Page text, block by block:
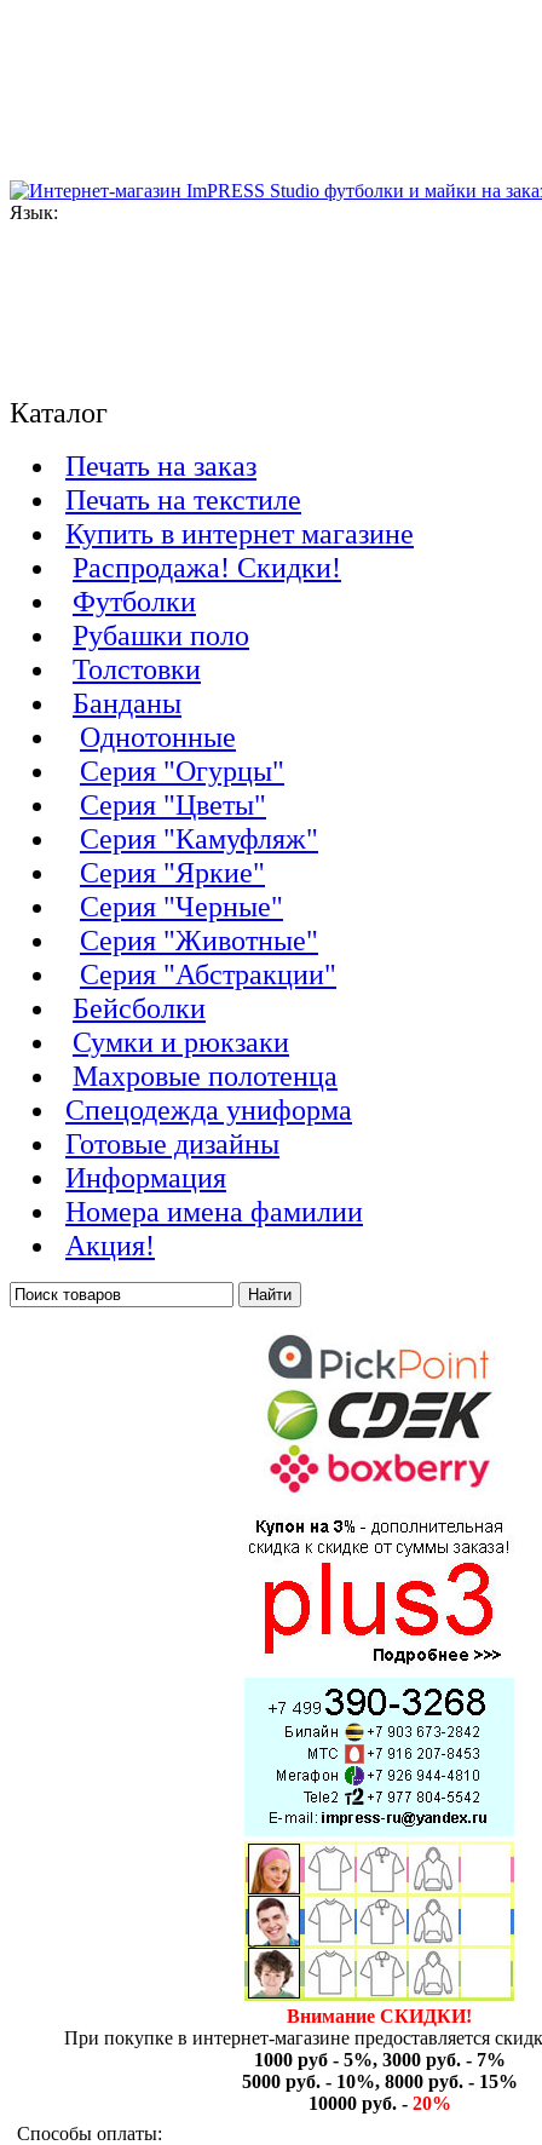
Язык:
Каталог
Печать на заказ
Печать на текстиле
Купить в интернет магазине
Распродажа! Скидки!
Футболки
Рубашки поло
Толстовки
Банданы
Однотонные
Серия "Огурцы"
Серия "Цветы"
Серия "Камуфляж"
Серия "Яркие"
Серия "Черные"
Серия "Животные"
Серия "Абстракции"
Бейсболки
Сумки и рюкзаки
Махровые полотенца
Cпецодежда униформа
Готовые дизайны
Информация
Номера имена фамилии
Акция!
Внимание СКИДКИ!
При покупке в интернет-магазине предоставляется
1000 руб - 5%, 3000 руб. - 7%
5000 руб. - 10%, 8000 руб. - 15%
10000 руб. - 20%
Способы оплаты: